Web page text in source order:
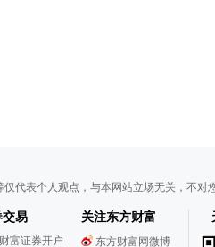
代表个人观点，与本网站立场无关，不
交易
富证券开户
关注东方财富
东方财富网微博